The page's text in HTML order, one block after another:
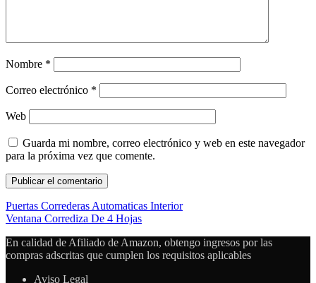
Nombre *
Correo electrónico *
Web
Guarda mi nombre, correo electrónico y web en este navegador
para la próxima vez que comente.
Puertas Correderas Automaticas Interior
Ventana Corrediza De 4 Hojas
En calidad de Afiliado de Amazon, obtengo ingresos por las
compras adscritas que cumplen los requisitos aplicables
Aviso Legal